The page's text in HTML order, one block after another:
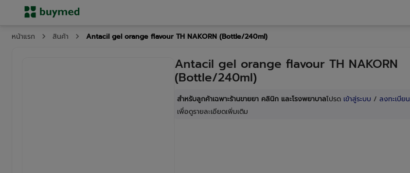
หน้าแรก สินค้า Antacil gel orange flavour TH NAKORN (Bottle/240ml)
Antacil gel orange flavour TH NAKORN
(Bottle/240ml)
สำหรับลูกค้าเฉพาะร้านขายยา คลินิก และโรงพยาบาลโปรด เข้าสู่ระบบ / ลงทะเบียน
เพื่อดูรายละเอียดเพิ่มเติม